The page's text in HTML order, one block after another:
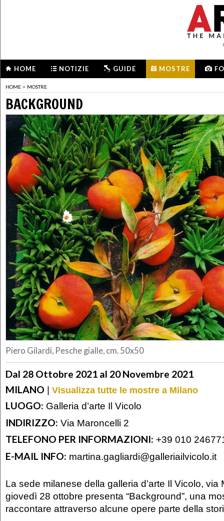
HOME NOTIZIE GUIDE MOSTRE
HOME > MOSTRE
BACKGROUND
Piero Gilardi, Pesche gialle, cm. 50x50
Dal 28 Ottobre 2021 al 20 Novembre 2021
MILANO | Visualizza tutte le mostre a Milano
LUOGO: Galleria d’arte Il Vicolo
INDIRIZZO: Via Maroncelli 2
TELEFONO PER INFORMAZIONI: +39 010
E-MAIL INFO: martina.gagliardi@galleriailvicolo.it
La sede milanese della galleria d’arte Il Vicolo, via
giovedì 28 ottobre presenta “Background”, una
raccontare attraverso alcune opere parte della